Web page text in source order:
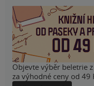
Objevte výběr beletrie
za výhodné ceny od 49